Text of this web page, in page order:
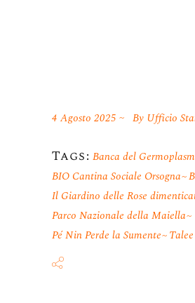
4 Agosto 2025 By Ufficio
Tags: Banca del
BIO Cantina Sociale Orsogna
Il Giardino delle Rose
Parco Nazionale della Maiella
Pé Nin Perde la Sumente